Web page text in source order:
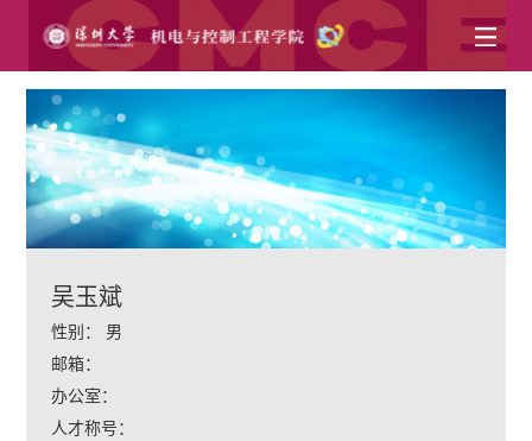
吴玉斌
性别：
男
邮箱：
办公室：
人才称号：